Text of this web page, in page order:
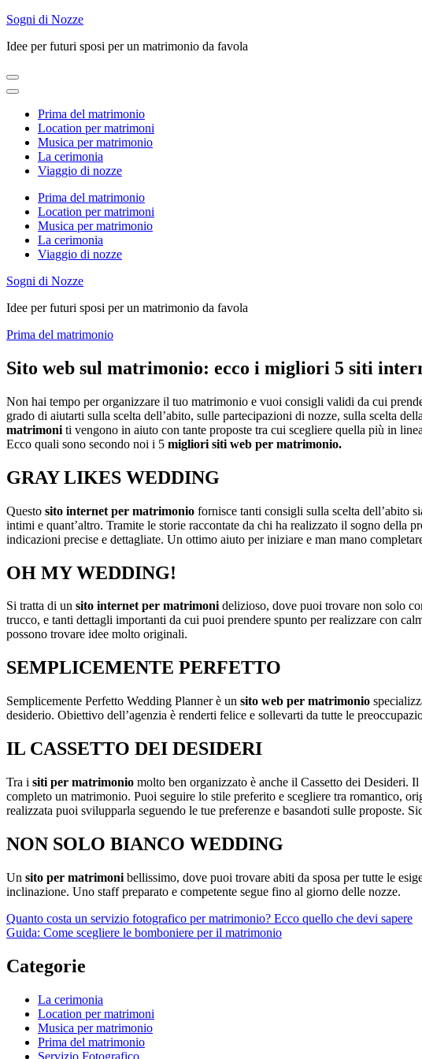
Skip
content
Enter)
Sogni di Nozze
Idee per futuri sposi per un matrimonio da favola
Prima del matrimonio
Location per matrimoni
Musica per matrimonio
La cerimonia
Viaggio di nozze
Prima del matrimonio
Location per matrimoni
Musica per matrimonio
La cerimonia
Viaggio di nozze
Sogni di Nozze
Idee per futuri sposi per un matrimonio da favola
Prima del matrimonio
Sito web sul matrimonio: ecco i migliori 5 siti
Non hai tempo per organizzare il tuo matrimonio e vuoi consigli validi da cui
grado di aiutarti sulla scelta dell’abito, sulle partecipazioni di nozze, sulla scelta
matrimoni ti vengono in aiuto con tante proposte tra cui scegliere quella più in
Ecco quali sono secondo noi i 5 migliori siti web per matrimonio.
GRAY LIKES WEDDING
Questo sito internet per matrimonio fornisce tanti consigli sulla scelta dell’abito
intimi e quant’altro. Tramite le storie raccontate da chi ha realizzato il sogno della
indicazioni precise e dettagliate. Un ottimo aiuto per iniziare e man mano
OH MY WEDDING!
Si tratta di un sito internet per matrimonidelizioso, dove puoi trovare non solo
trucco, e tanti dettagli importanti da cui puoi prendere spunto per realizzare con
possono trovare idee molto originali.
SEMPLICEMENTE PERFETTO
Semplicemente Perfetto Wedding Planner è un sito web per matrimonio
desiderio. Obiettivo dell’agenzia è renderti felice e sollevarti da tutte le
IL CASSETTO DEI DESIDERI
Tra i siti per matrimonio molto ben organizzato è anche il Cassetto dei Desideri.
completo un matrimonio. Puoi seguire lo stile preferito e scegliere tra romantico,
realizzata puoi svilupparla seguendo le tue preferenze e basandoti sulle proposte.
NON SOLO BIANCO WEDDING
Un sito per matrimoni bellissimo, dove puoi trovare abiti da sposa per tutte le
inclinazione. Uno staff preparato e competente segue fino al giorno delle nozze.
Navigazione
articoli
Quanto costa un servizio fotografico per matrimonio? Ecco quello che devi sapere
Guida: Come scegliere le bomboniere per il matrimonio
Categorie
La cerimonia
Location per matrimoni
Musica per matrimonio
Prima del matrimonio
Servizio Fotografico